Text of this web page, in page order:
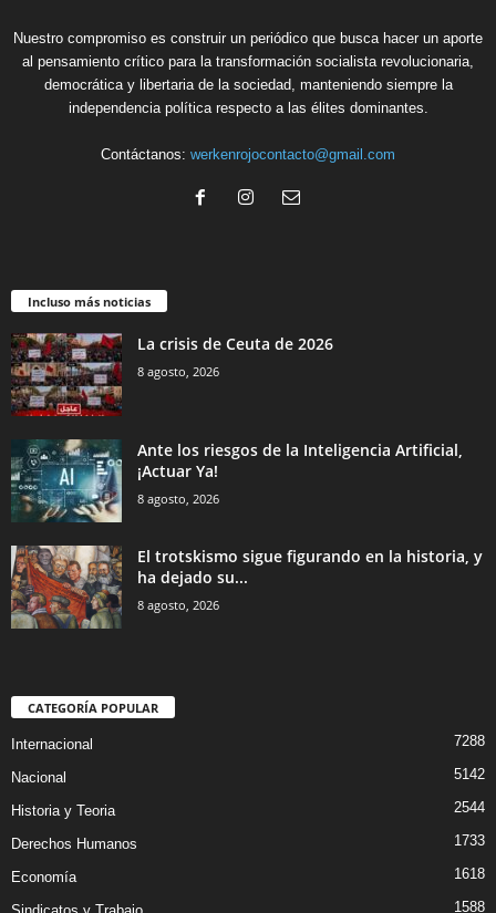
Nuestro compromiso es construir un periódico que busca hacer un aporte
al pensamiento crítico para la transformación socialista revolucionaria,
democrática y libertaria de la sociedad, manteniendo siempre la
independencia política respecto a las élites dominantes.
Contáctanos: werkenrojocontacto@gmail.com
Incluso más noticias
La crisis de Ceuta de 2026
8 agosto, 2026
Ante los riesgos de la Inteligencia Artificial,
¡Actuar Ya!
8 agosto, 2026
El trotskismo sigue figurando en la historia, y
ha dejado su...
8 agosto, 2026
CATEGORÍA POPULAR
Internacional 7288
Nacional 5142
Historia y Teoria 2544
Derechos Humanos 1733
Economía 1618
1588